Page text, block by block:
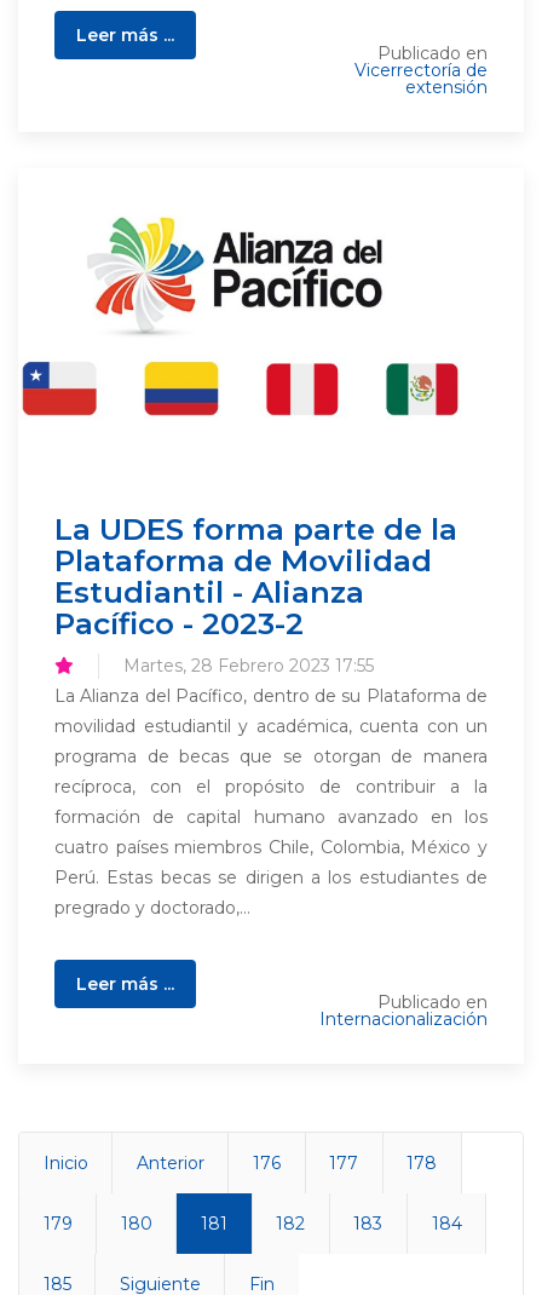
Leer más ...
Publicado en
Vicerrectoría de
extensión
La UDES forma parte de la
Plataforma de Movilidad
Estudiantil - Alianza
Pacífico - 2023-2
Martes, 28 Febrero 2023 17:55
La Alianza del Pacífico, dentro de su Plataforma de
movilidad estudiantil y académica, cuenta con un
programa de becas que se otorgan de manera
recíproca, con el propósito de contribuir a la
formación de capital humano avanzado en los
cuatro países miembros Chile, Colombia, México y
Perú. Estas becas se dirigen a los estudiantes de
pregrado y doctorado,...
Leer más ...
Publicado en
Internacionalización
Inicio Anterior 176 177 178
179 180 181 182 183 184
185 Siguiente Fin